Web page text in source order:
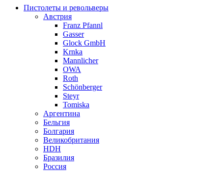
Пистолеты и револьверы
Австрия
Franz Pfannl
Gasser
Glock GmbH
Krnka
Mannlicher
OWA
Roth
Schönberger
Steyr
Tomiska
Аргентина
Бельгия
Болгария
Великобритания
HDH
Бразилия
Россия